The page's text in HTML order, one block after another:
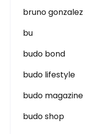
bruno gonzalez
bu
budo bond
budo lifestyle
budo magazine
budo shop